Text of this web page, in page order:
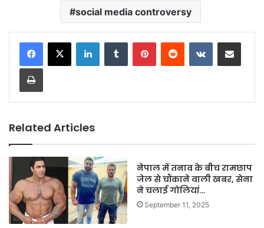
social media controversy
LinkedInTumblr PinterestReddit VKontakteShare via Email
Print
Related Articles
नेपाल में तनाव के बीच रामछाप
जेल से चौंकाने वाली खबर, सेना
ने चलाई गोलियां…
September 11, 2025